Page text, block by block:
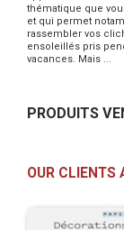
thématique que
et qui permet
rassembler vos
ensoleillés pris
vacances. Mais ...
PRODUITS
OUR CLIENTS